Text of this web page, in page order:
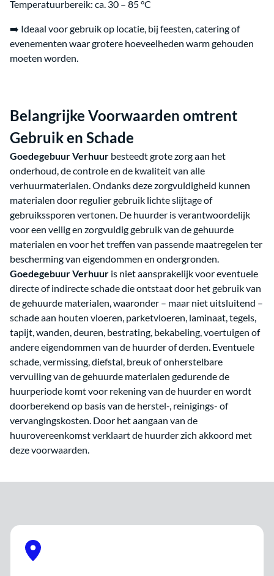
Temperatuurbereik: ca. 30 – 85 °C
➡️ Ideaal voor gebruik op locatie, bij feesten, catering of
evenementen waar grotere hoeveelheden warm gehouden
moeten worden.
Belangrijke Voorwaarden omtrent
Gebruik en Schade
Goedegebuur Verhuur besteedt grote zorg aan het
onderhoud, de controle en de kwaliteit van alle
verhuurmaterialen. Ondanks deze zorgvuldigheid kunnen
materialen door regulier gebruik lichte slijtage of
gebruikssporen vertonen. De huurder is verantwoordelijk
voor een veilig en zorgvuldig gebruik van de gehuurde
materialen en voor het treffen van passende maatregelen ter
bescherming van eigendommen en ondergronden.
Goedegebuur Verhuur is niet aansprakelijk voor eventuele
directe of indirecte schade die ontstaat door het gebruik van
de gehuurde materialen, waaronder – maar niet uitsluitend –
schade aan houten vloeren, parketvloeren, laminaat, tegels,
tapijt, wanden, deuren, bestrating, bekabeling, voertuigen of
andere eigendommen van de huurder of derden. Eventuele
schade, vermissing, diefstal, breuk of onherstelbare
vervuiling van de gehuurde materialen gedurende de
huurperiode komt voor rekening van de huurder en wordt
doorberekend op basis van de herstel-, reinigings- of
vervangingskosten. Door het aangaan van de
huurovereenkomst verklaart de huurder zich akkoord met
deze voorwaarden.